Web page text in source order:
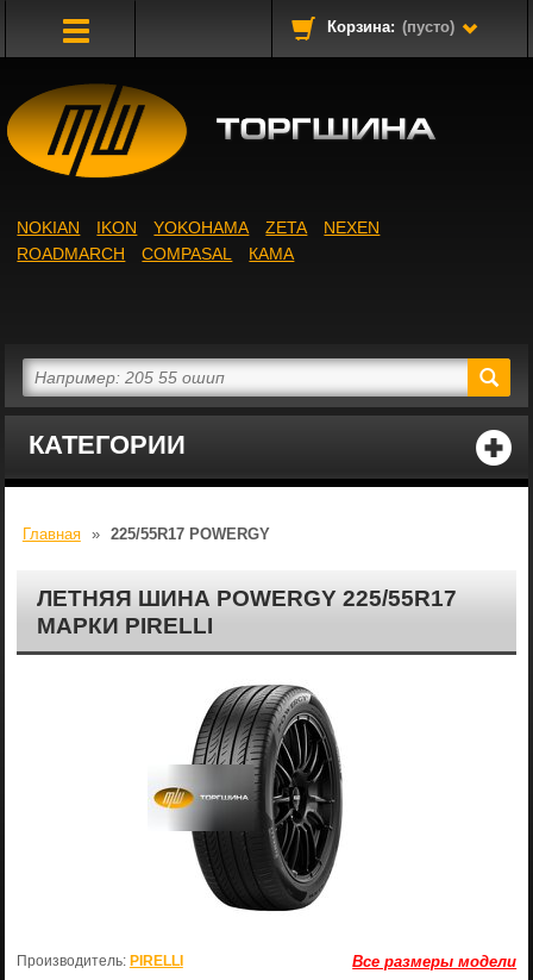
Корзина: (пусто)
КАТЕГОРИИ
NOKIAN IKON YOKOHAMA ZETA
NEXEN
ROADMARCH
COMPASAL КАМА
Главная » 225/55R17 POWERGY
ЛЕТНЯЯ ШИНА POWERGY 225/55R17
МАРКИ PIRELLI
Все размеры модели
Производитель: PIRELLI